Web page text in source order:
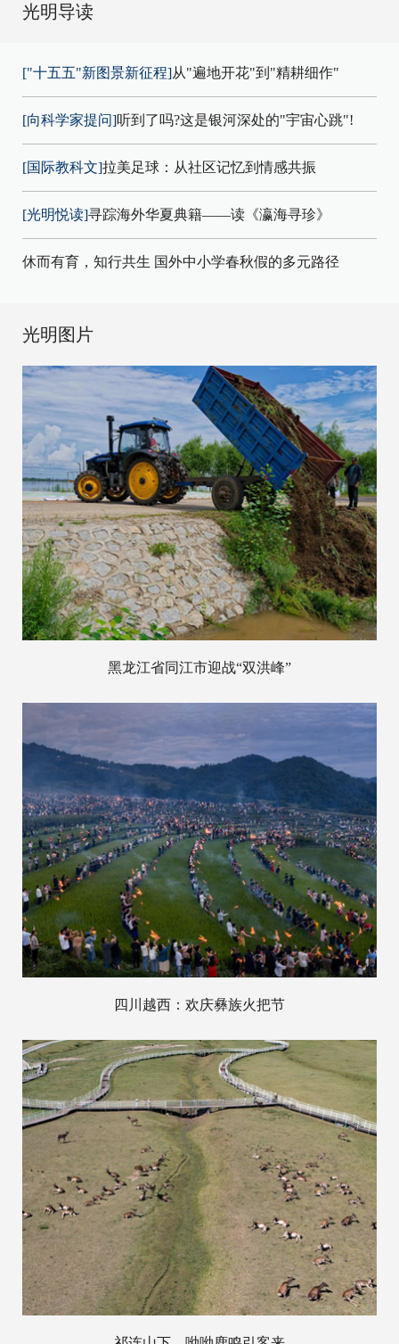
光明导读
["十五五"新图景新征程]从"遍地开花"到"精耕细作"
[向科学家提问]听到了吗?这是银河深处的"宇宙心跳"!
[国际教科文]拉美足球：从社区记忆到情感共振
[光明悦读]寻踪海外华夏典籍——读《瀛海寻珍》
休而有育，知行共生 国外中小学春秋假的多元路径
光明图片
黑龙江省同江市迎战“双洪峰”
四川越西：欢庆彝族火把节